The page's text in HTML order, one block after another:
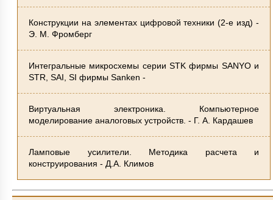
Конструкции на элементах цифровой техники (2-е изд) -
Э. М. Фромберг
Интегральные микросхемы серии STK фирмы SANYO и
STR, SAI, SI фирмы Sanken -
Виртуальная электроника. Компьютерное
моделирование аналоговых устройств. - Г. А. Кардашев
Ламповые усилители. Методика расчета и
конструирования - Д.А. Климов